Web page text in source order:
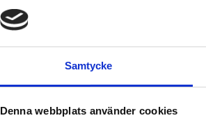
Samtycke
Denna webbplats använder cookies